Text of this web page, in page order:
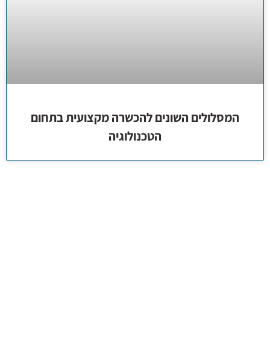
המסלולים השונים להכשרה מקצועית בתחום
הטכנולוגיה